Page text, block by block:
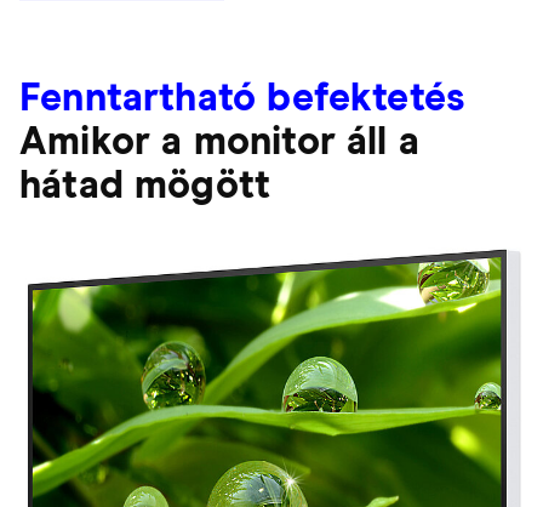
Fenntartható befektetés
Amikor a monitor áll a
hátad mögött